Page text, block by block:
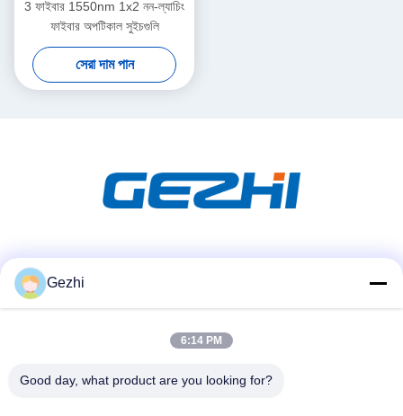
3 ফাইবার 1550nm 1x2 নন-ল্যাচিং
ফাইবার অপটিকাল সুইচগুলি
সেরা দাম পান
দ্রুত যোগাযোগ
টেলিফোন
Gezhi
6:14 PM
Good day, what product are you looking for?